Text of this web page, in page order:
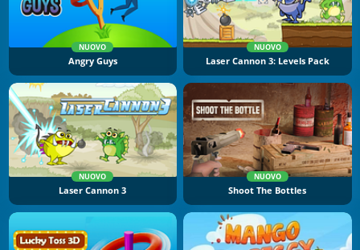
NUOVO
Angry Guys
NUOVO
Laser Cannon 3: Levels Pack
NUOVO
Laser Cannon 3
NUOVO
Shoot The Bottles